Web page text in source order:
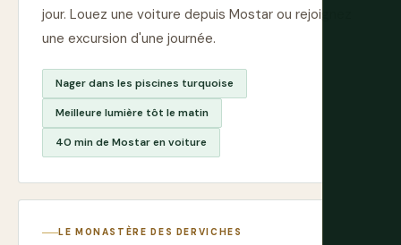
jour. Louez une voiture depuis Mostar ou rejoignez
une excursion d'une journée.
Nager dans les piscines turquoise
Meilleure lumière tôt le matin
40 min de Mostar en voiture
LE MONASTÈRE DES DERVICHES